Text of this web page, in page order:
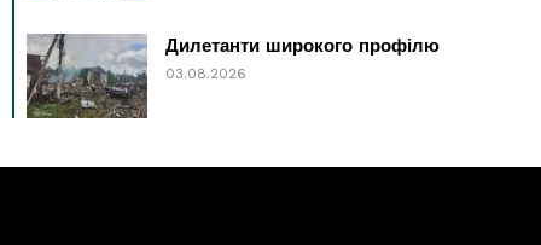
Дилетанти широкого профілю
03.08.2026